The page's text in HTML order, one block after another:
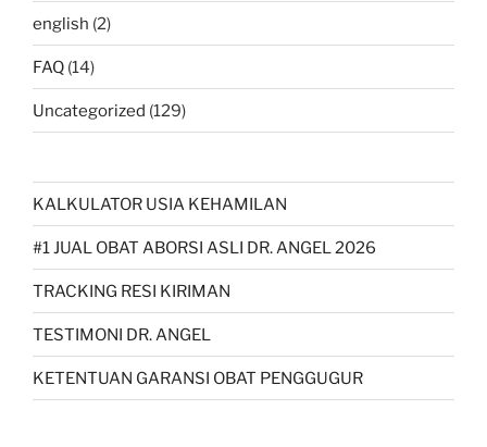
english (2)
FAQ (14)
Uncategorized (129)
KALKULATOR USIA KEHAMILAN
#1 JUAL OBAT ABORSI ASLI DR. ANGEL 2026
TRACKING RESI KIRIMAN
TESTIMONI DR. ANGEL
KETENTUAN GARANSI OBAT PENGGUGUR